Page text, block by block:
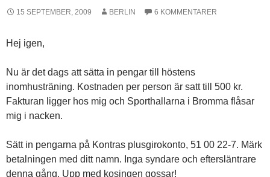
15 SEPTEMBER, 2009 BERLIN 6 KOMMENTARER
Hej igen,
Nu är det dags att sätta in pengar till höstens
inomhusträning. Kostnaden per person är satt till 500 kr.
Fakturan ligger hos mig och Sporthallarna i Bromma flåsar
mig i nacken.
Sätt in pengarna på Kontras plusgirokonto, 51 00 22-7. Märk
betalningen med ditt namn. Inga syndare och eftersläntrare
denna gång. Upp med kosingen gossar!